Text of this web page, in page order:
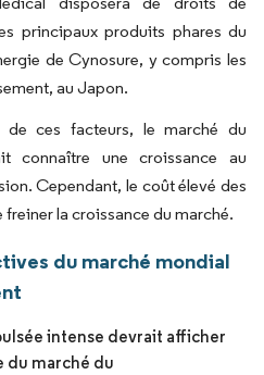
principaux produits phares du
de Cynosure, y compris les
au Japon.
de ces facteurs, le marché du
connaître une croissance au
Cependant, le coût élevé des
la croissance du marché.
du marché mondial
intense devrait afficher
du marché du